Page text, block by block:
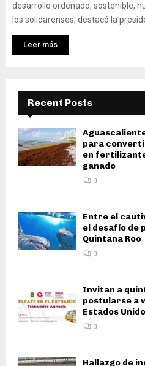
desarrollo ordenado, sostenible,
los solidarenses, destacó la
Leer más
Recent Posts
para
en
ganado
0
Entre el
el desafío de
Quintana Roo
0
Invitan a
postularse a
Estados
0
Hallazgo de